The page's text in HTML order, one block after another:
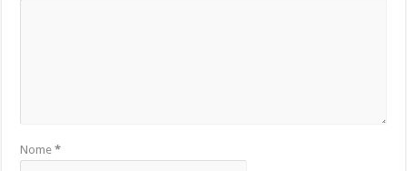
Nome*